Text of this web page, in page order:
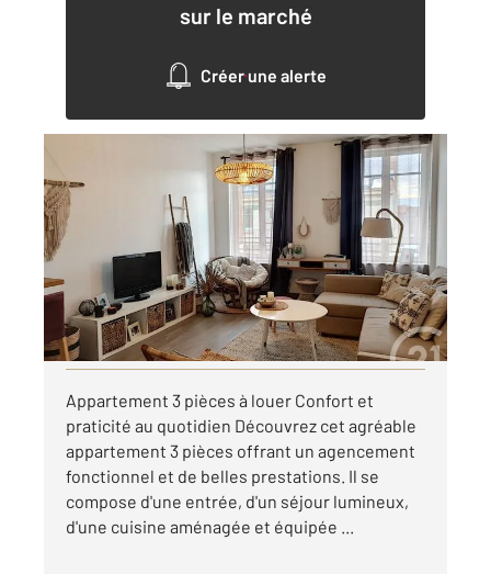
sur le marché
Créer une alerte
67,80 m
Ref : 72060
Appartement F3 à louer
750 €
par mois charges comprises
Visiter le site dédié
Appartement 3 pièces à louer Confort et
praticité au quotidien Découvrez cet agréable
appartement 3 pièces offrant un agencement
fonctionnel et de belles prestations. Il se
compose d'une entrée, d'un séjour lumineux,
d'une cuisine aménagée et équipée ...